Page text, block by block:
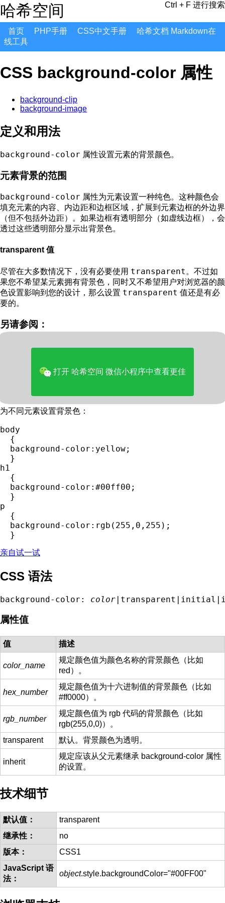
哈希空间 Ctrl + F 进行搜索
首页 PHP手册 CSS中文手册
哈希文档 Markdown在
线工具
CSS background-color 属性
background-clip
background-image
定义和用法
background-color 属性设置元素的背景颜色。
元素背景的范围
background-color 属性为元素设置一种纯色。这种颜色会
填充元素的内容、内边距和边框区域，扩展到元素边框的外边界
（但不包括外边距）。如果边框有透明部分（如虚线边框），会
透过这些透明部分显示出背景色。
transparent 值
尽管在大多数情况下，没有必要使用 transparent 。不过如
果您不希望某元素拥有背景色，同时又不希望用户对浏览器的颜
色设置影响到您的设计，那么设置 transparent 值还是有必
要的。
另请参阅：
为不同元素设置背景色：
body
  {
  background-color:yellow;
  }
h1
  {
  background-color:#00ff00;
  }
p
  {
  background-color:rgb(255,0,255);
亲自试一试
CSS 语法
background-color: color
属性值
值 描述
color_name
规定颜色值为颜色名称的背景颜色（比如
red）。
hex_number
规定颜色值为十六进制值的背景颜色（比如
#ff0000）。
rgb_number
规定颜色值为 rgb 代码的背景颜色（比如
rgb(255,0,0)）。
transparent
默认。背景颜色为透明。
inherit
规定应该从父元素继承 background-color 属性
的设置。
技术细节
默认值：
transparent
继承性：
no
版本：
CSS1
JavaScript 语
法：
object.style.backgroundColor="#00FF00"
打开 哈希空间 微信小程序中查看更佳